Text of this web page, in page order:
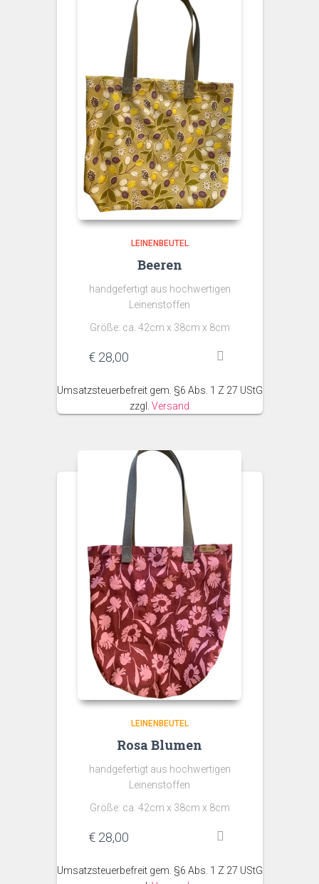
LEINENBEUTEL
Beeren
handgefertigt aus hochwertigen
Leinenstoffen
Größe: ca. 42cm x 38cm x 8cm
€ 28,00
Umsatzsteuerbefreit gem. §6 Abs. 1 Z 27 UStG
zzgl. Versand
LEINENBEUTEL
Rosa Blumen
handgefertigt aus hochwertigen
Leinenstoffen
Größe: ca. 42cm x 38cm x 8cm
€ 28,00
Umsatzsteuerbefreit gem. §6 Abs. 1 Z 27 UStG